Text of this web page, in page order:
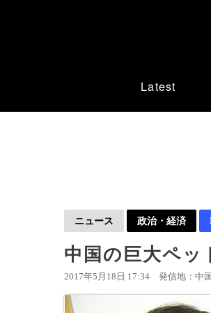
Latest
ニュース 政治・経済
中国の巨大ペッ
2017年5月18日 17:34 発信地：中